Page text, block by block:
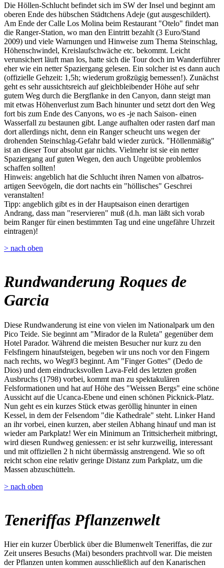
Die Höllen-Schlucht befindet sich im SW der Insel und beginnt am
oberen Ende des hübschen Städtchens Adeje (gut ausgeschildert).
Am Ende der Calle Los Molina beim Restaurant "Otelo" findet man
die Ranger-Station, wo man den Eintritt bezahlt (3 Euro/Stand
2009) und viele Warnungen und Hinweise zum Thema Steinschlag,
Höhenschwindel, Kreislaufschwäche etc. bekommt. Leicht
verunsichert läuft man los, hatte sich die Tour doch im Wanderführer
eher wie ein netter Spaziergang gelesen. Ein solcher ist es dann auch
(offizielle Gehzeit: 1,5h; wiederum großzügig bemessen!). Zunächst
geht es sehr aussichtsreich auf gleichbleibender Höhe auf sehr
gutem Weg durch die Bergflanke in den Canyon, dann steigt man
mit etwas Höhenverlust zum Bach hinunter und setzt dort den Weg
fort bis zum Ende des Canyons, wo es -je nach Saison- einen
Wasserfall zu bestaunen gibt. Lange aufhalten oder rasten darf man
dort allerdings nicht, denn ein Ranger scheucht uns wegen der
drohenden Steinschlag-Gefahr bald wieder zurück. "Höllenmäßig"
ist an dieser Tour absolut gar nichts. Vielmehr ist sie ein netter
Spaziergang auf guten Wegen, den auch Ungeübte problemlos
schaffen sollten!
Hinweis: angeblich hat die Schlucht ihren Namen von albatros-
artigen Seevögeln, die dort nachts ein "höllisches" Geschrei
veranstalten!
Tipp: angeblich gibt es in der Hauptsaison einen derartigen
Andrang, dass man "reservieren" muß (d.h. man läßt sich vorab
beim Ranger für einen bestimmten Tag und eine ungefähre Uhrzeit
eintragen)!
> nach oben
Rundwanderung Roques de
Garcia
Diese Rundwanderung ist eine von vielen im Nationalpark um den
Pico Teide. Sie beginnt am "Mirador de la Ruleta" gegenüber dem
Hotel Parador. Während die meisten Besucher nur kurz zu den
Felsfingern hinaufsteigen, begeben wir uns noch vor den Fingern
nach rechts, wo Weg#3 beginnt. Am "Finger Gottes" (Dedo de
Dios) und dem eindrucksvollen Lava-Feld des letzten großen
Ausbruchs (1798) vorbei, kommt man zu spektakulären
Felsformationen und hat auf Höhe des "Weissen Bergs" eine schöne
Aussicht auf die Ucanca-Ebene und einen schönen Picknick-Platz.
Nun geht es ein kurzes Stück etwas geröllig hinunter in einen
Kessel, in dem der Felsendom "die Kathedrale" steht. Linker Hand
an ihr vorbei, einen kurzen, aber steilen Abhang hinauf und man ist
wieder am Parkplatz! Wer ein Minimum an Trittsicherheit mitbringt,
wird diesen Rundweg geniessen: er ist sehr kurzweilig, interessant
und mit offiziellen 2 h nicht übermässig anstrengend. Wie so oft
reicht schon eine relativ geringe Distanz zum Parkplatz, um die
Massen abzuschütteln.
> nach oben
Teneriffas Pflanzenwelt
Hier ein kurzer Überblick über die Blumenwelt Teneriffas, die zur
Zeit unseres Besuchs (Mai) besonders prachtvoll war. Die meisten
der Pflanzen unten kommen ausschließlich auf den Kanarischen